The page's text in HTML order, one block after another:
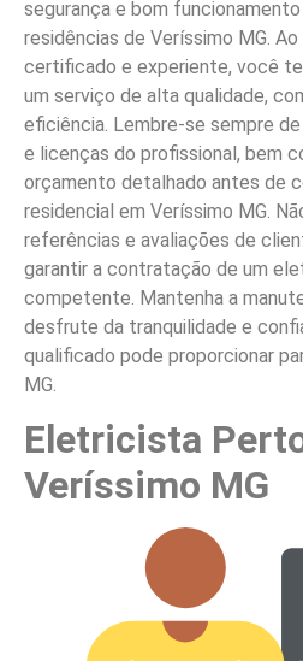
segurança e bom
residências de Veríssimo MG.
certificado e experiente, você
um serviço de alta qualidade,
eficiência. Lembre-se sempre
e licenças do profissional, bem
orçamento detalhado antes de
residencial em Veríssimo MG.
referências e avaliações de
garantir a contratação de um
competente. Mantenha a
desfrute da tranquilidade e
qualificado pode proporcionar
MG.
Eletricista
Veríssimo MG